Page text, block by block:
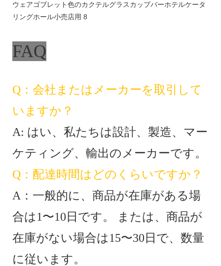
FAQ
Q：会社またはメーカーを取引して
いますか？
A: はい、私たちは設計、製造、マー
ケティング、輸出のメーカーです。
Q：配達時間はどのくらいですか？
A：一般的に、商品が在庫がある場
合は1〜10日です。 または、商品が
在庫がない場合は15〜30日で、数量
に従います。